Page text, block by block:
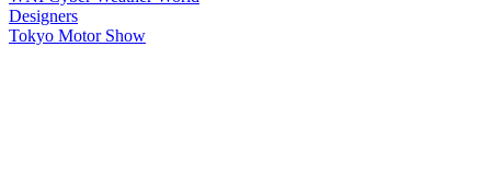
Designers
Tokyo Motor Show